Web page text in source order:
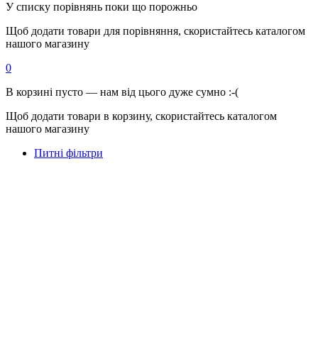
У списку порівнянь поки що порожньо
Щоб додати товари для порівняння, скористайтесь каталогом
нашого магазину
0
В корзині пусто — нам від цього дуже сумно :-(
Щоб додати товари в корзину, скористайтесь каталогом
нашого магазину
Питні фільтри